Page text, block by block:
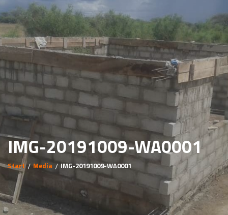
IMG-20191009-WA0001
Start Media IMG-20191009-WA0001